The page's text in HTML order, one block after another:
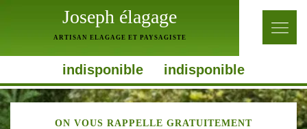
Joseph élagage
ARTISAN ELAGAGE ET PAYSAGISTE
indisponible indisponible
ON VOUS RAPPELLE GRATUITEMENT